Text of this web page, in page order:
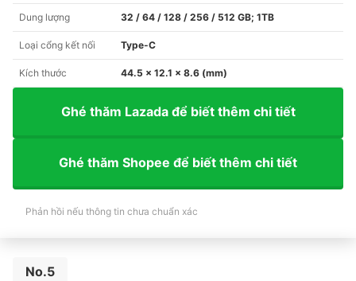
Dung lượng 32 / 64 / 128 / 256 / 512 GB; 1TB
Loại cổng kết nối Type-C
Kích thước 44.5 x 12.1 x 8.6 (mm)
Ghé thăm Lazada để biết thêm chi tiết
Ghé thăm Shopee để biết thêm chi tiết
Phản hồi nếu thông tin chưa chuẩn xác
No.5